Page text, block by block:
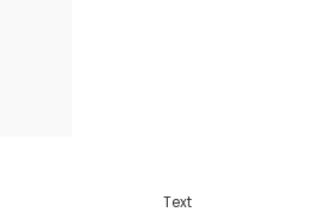
Text